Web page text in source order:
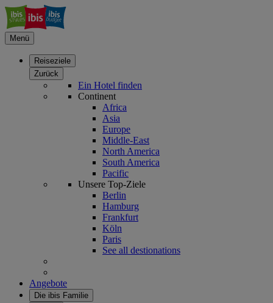
Menü
Reiseziele
Zurück
Ein Hotel finden
Continent
Africa
Asia
Europe
Middle-East
North America
South America
Pacific
Unsere Top-Ziele
Berlin
Hamburg
Frankfurt
Köln
Paris
See all destionations
Angebote
Die ibis Familie